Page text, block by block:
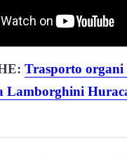
Trasporto organi
Lamborghini